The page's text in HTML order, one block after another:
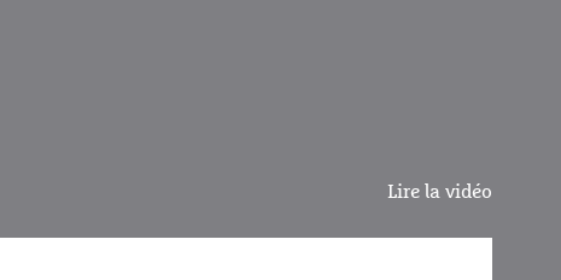
Lire la vidéo